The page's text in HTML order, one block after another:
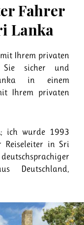
Fahrer
Lanka
Ihrem privaten
sicher und
in einem
Ihrem privaten
; ich wurde 1993
Reiseleiter in Sri
Deutschland,